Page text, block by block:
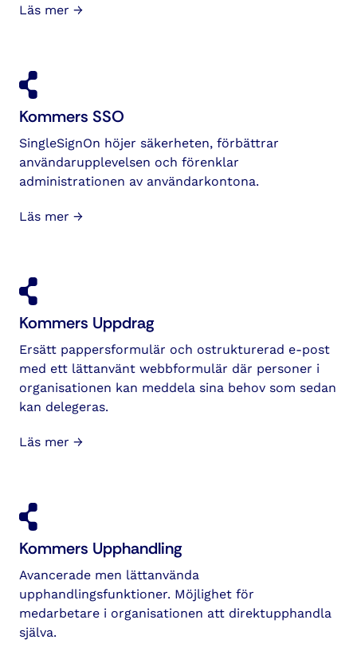
Läs mer →
Kommers SSO
SingleSignOn höjer säkerheten, förbättrar
användarupplevelsen och förenklar
administrationen av användarkontona.
Läs mer →
Kommers Uppdrag
Ersätt pappersformulär och ostrukturerad e-post
med ett lättanvänt webb­formulär där personer i
organisationen kan meddela sina behov som sedan
kan delegeras.
Läs mer →
Kommers Upphandling
Avancerade men lättanvända
upphandlingsfunktioner. Möjlighet för
medarbetare i organisationen att direktupphandla
själva.